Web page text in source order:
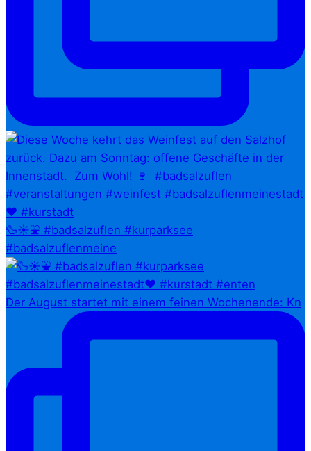
🦆☀️⛲ #badsalzuflen #kurparksee
#badsalzuflenmeine
Der August startet mit einem feinen Wochenende: Kn